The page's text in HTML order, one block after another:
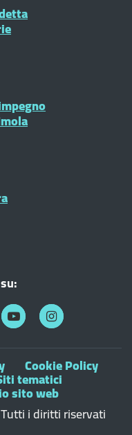
Cookie Policy
tematici
sito web
i diritti riservati